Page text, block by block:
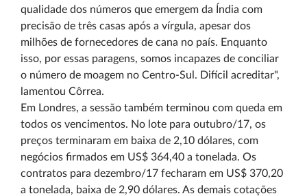
qualidade dos números que emergem da Índia com
precisão de três casas após a vírgula, apesar dos
milhões de fornecedores de cana no país. Enquanto
isso, por essas paragens, somos incapazes de conciliar
o número de moagem no Centro-Sul. Difícil acreditar",
lamentou Côrrea.
Em Londres, a sessão também terminou com queda em
todos os vencimentos. No lote para outubro/17, os
preços terminaram em baixa de 2,10 dólares, com
negócios firmados em US$ 364,40 a tonelada. Os
contratos para dezembro/17 fecharam em US$ 370,20
a tonelada, baixa de 2,90 dólares. As demais cotações